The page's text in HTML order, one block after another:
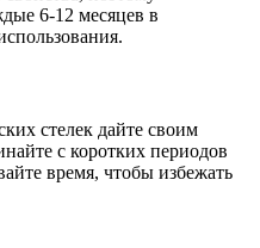
6-12 месяцев в
стелек дайте своим
с коротких периодов
время, чтобы избежать